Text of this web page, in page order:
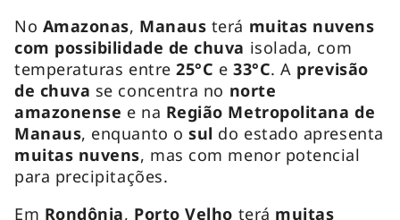
No Amazonas, Manaus terá muitas nuvens
com possibilidade de chuva isolada, com
temperaturas entre 25°C e33°C. A previsão
de chuva se concentra no norte
amazonense e na Região Metropolitana de
Manaus, enquanto osul do estado apresenta
muitas nuvens, mas com menor potencial
para precipitações.
Em Rondônia, Porto Velho terá muitas